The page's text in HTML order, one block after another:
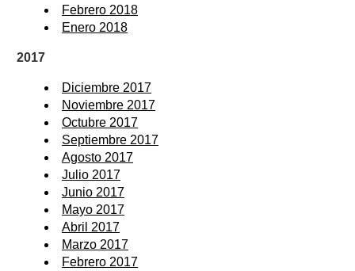
Febrero 2018
Enero 2018
2017
Diciembre 2017
Noviembre 2017
Octubre 2017
Septiembre 2017
Agosto 2017
Julio 2017
Junio 2017
Mayo 2017
Abril 2017
Marzo 2017
Febrero 2017